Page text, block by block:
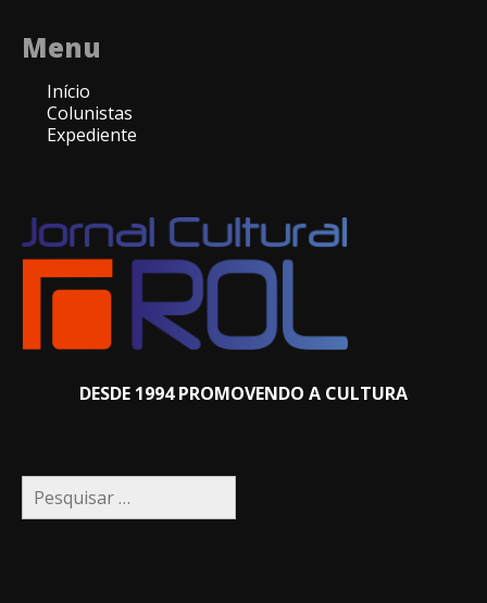
Menu
Início
Colunistas
Expediente
DESDE 1994 PROMOVENDO A CULTURA
Pesquisar
por: